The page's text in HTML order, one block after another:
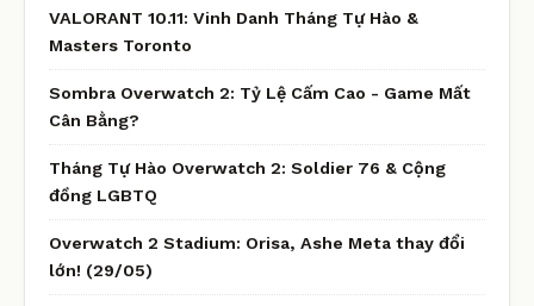
VALORANT 10.11: Vinh Danh Tháng Tự Hào &
Masters Toronto
Sombra Overwatch 2: Tỷ Lệ Cấm Cao - Game Mất
Cân Bằng?
Tháng Tự Hào Overwatch 2: Soldier 76 & Cộng
đồng LGBTQ
Overwatch 2 Stadium: Orisa, Ashe Meta thay đổi
lớn! (29/05)